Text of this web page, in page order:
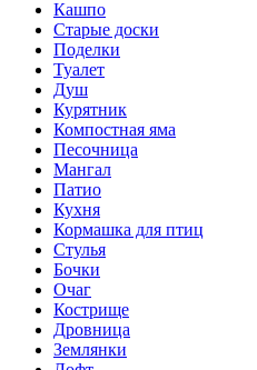
Кашпо
Старые доски
Поделки
Туалет
Душ
Курятник
Компостная яма
Песочница
Мангал
Патио
Кухня
Кормашка для птиц
Стулья
Бочки
Очаг
Кострище
Дровница
Землянки